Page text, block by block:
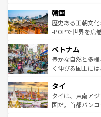
ワイを、存分に味わってほしい
はコンテンツ一覧
いる。アクティ
ビング、ハイキ
い。オーストラ
参照してほしい。
ン）、静ひつな山
と山間の静けさ
驚きをもたらし
容にもいいと評判
が味
照してほしい。
韓国
歴史ある王朝文
-POPで世界を席
き、地方に足を延
できる。そして
まで、さまざま
リティに包まれ
覧を参照してほ
ベトナム
豊かな自然と多
く伸びる国土に
急速な発展と共
ーチミン市のフ
醸し出している
タイ
タイは、東南ア
国だ。首都バン